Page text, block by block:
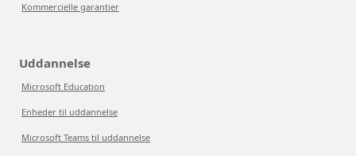
Kommercielle garantier
Uddannelse
Microsoft Education
Enheder til uddannelse
Microsoft Teams til uddannelse